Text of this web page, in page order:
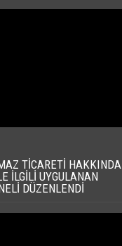
TICARETI HAKKINDA
İLGILI UYGULANAN
DÜZENLENDI